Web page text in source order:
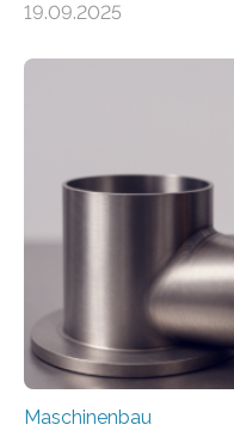
Automobil,
Teile als eine Einheit
der Benutzer
über die Positionierung
besser in spezifische
einzubinden. Sankt
vom 23. bis 25.
19.09.2025
Maschinenbau